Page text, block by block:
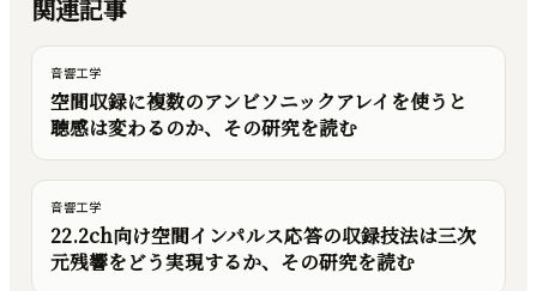
関連記事
音響工学
空間収録に複数のアンビソニックアレイを使うと
聴感は変わるのか、その研究を読む
音響工学
22.2ch向け空間インパルス応答の収録技法は三次
元残響をどう実現するか、その研究を読む